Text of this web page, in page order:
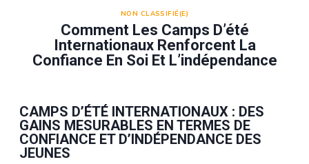
Comment Les Camps D’été
Internationaux Renforcent La
Confiance En Soi Et L’indépendance
NON CLASSIFIÉ(E)
CAMPS D’ÉTÉ INTERNATIONAUX : DES
GAINS MESURABLES EN TERMES DE
CONFIANCE ET D’INDÉPENDANCE DES
JEUNES